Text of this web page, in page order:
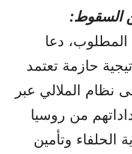
السقوط:
المطلوب، دعا
حازمة تعتمد
نظام الملالي عبر
من روسيا
الحلفاء وتأمين